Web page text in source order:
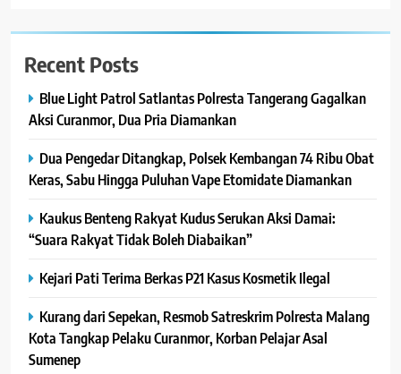
Recent Posts
Blue Light Patrol Satlantas Polresta Tangerang Gagalkan
Aksi Curanmor, Dua Pria Diamankan
Dua Pengedar Ditangkap, Polsek Kembangan 74 Ribu Obat
Keras, Sabu Hingga Puluhan Vape Etomidate Diamankan
Kaukus Benteng Rakyat Kudus Serukan Aksi Damai:
“Suara Rakyat Tidak Boleh Diabaikan”
Kejari Pati Terima Berkas P21 Kasus Kosmetik Ilegal
Kurang dari Sepekan, Resmob Satreskrim Polresta Malang
Kota Tangkap Pelaku Curanmor, Korban Pelajar Asal
Sumenep